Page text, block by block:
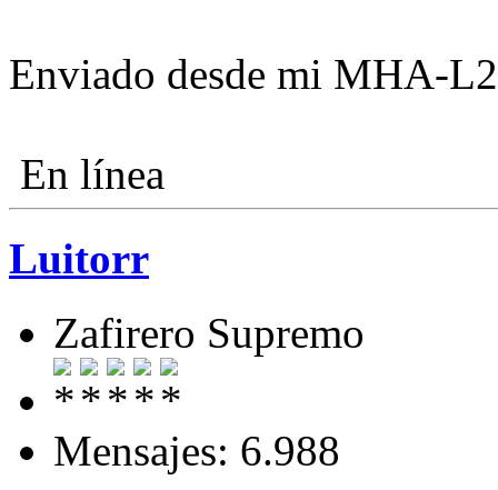
Enviado desde mi MHA-
En línea
Luitorr
Zafirero Supremo
Mensajes: 6.988